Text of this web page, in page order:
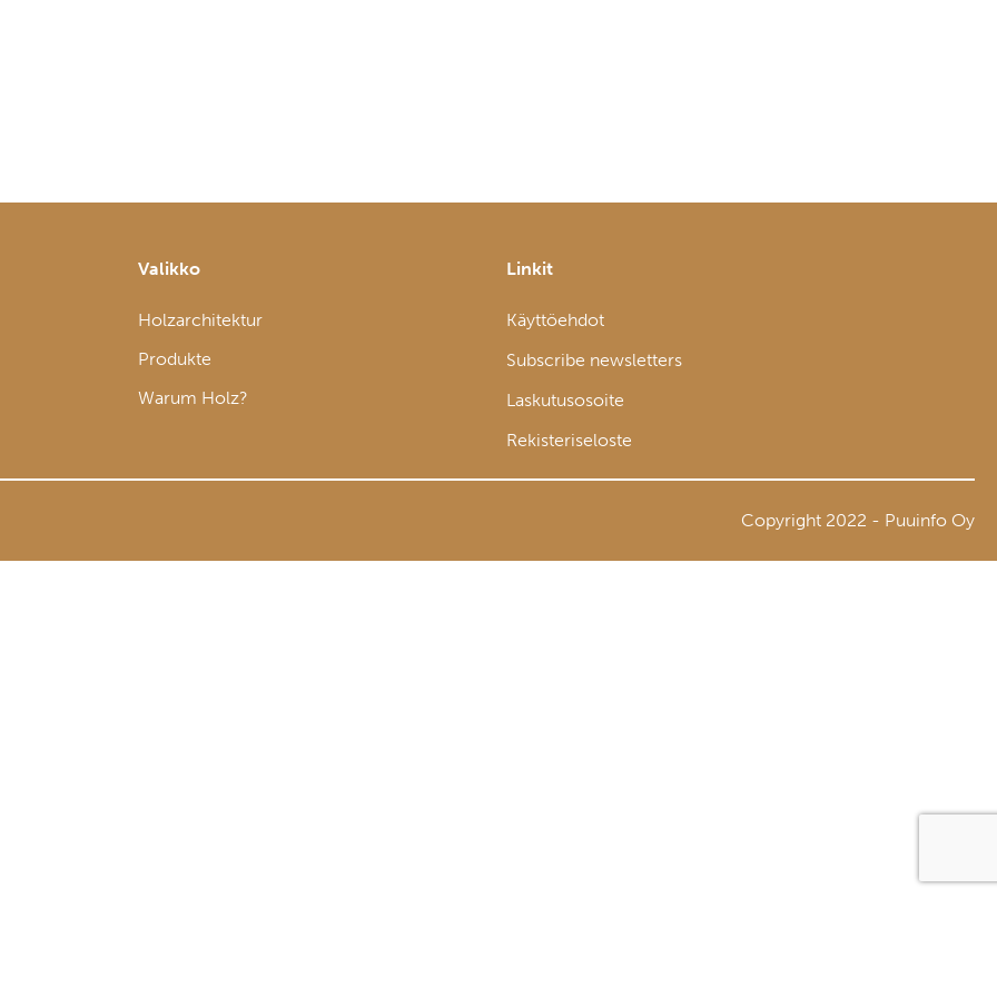
Valikko
Holzarchitektur
Produkte
Warum Holz?
Linkit
Käyttöehdot
Subscribe newsletters
Laskutusosoite
Rekisteriseloste
Copyright 2022 - Puuinfo Oy